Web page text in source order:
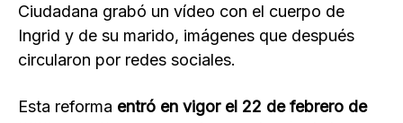
Ciudadana grabó un vídeo con el cuerpo de
Ingrid y de su marido, imágenes que después
circularon por redes sociales.
Esta reforma entró en vigor el 22 de febrero de